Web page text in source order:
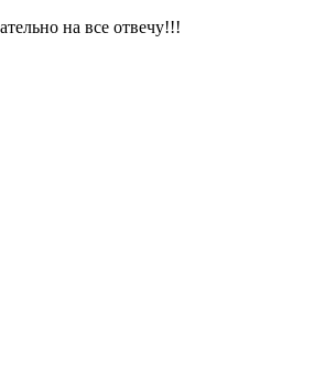
на все отвечу!!!